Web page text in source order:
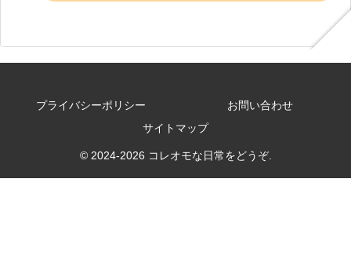
プライバシーポリシー
お問い合わせ
サイトマップ
© 2024-2026 コレオモな日常をどうぞ.